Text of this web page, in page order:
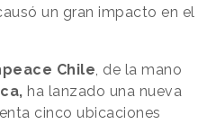
un gran impacto en el
Chile , de la mano
ha lanzado una nueva
cinco ubicaciones